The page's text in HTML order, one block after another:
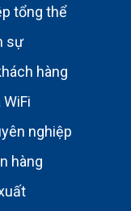
tổng thể
sự
hàng
nghiệp
hàng